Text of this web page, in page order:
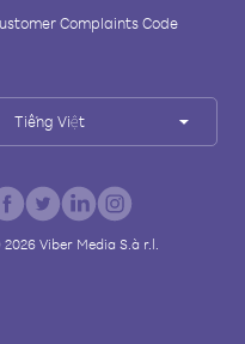
Complaints Code
Tiếng Việt
2026Viber Media S.à r.l.